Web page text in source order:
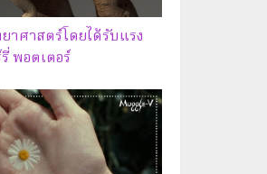
าศาสตร์โดยได้รับแรง
พอตเตอร์